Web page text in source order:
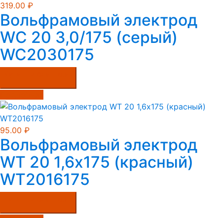
319.00 ₽
Вольфрамовый электрод
WС 20 3,0/175 (серый)
WC2030175
95.00 ₽
Вольфрамовый электрод
WT 20 1,6х175 (красный)
WT2016175